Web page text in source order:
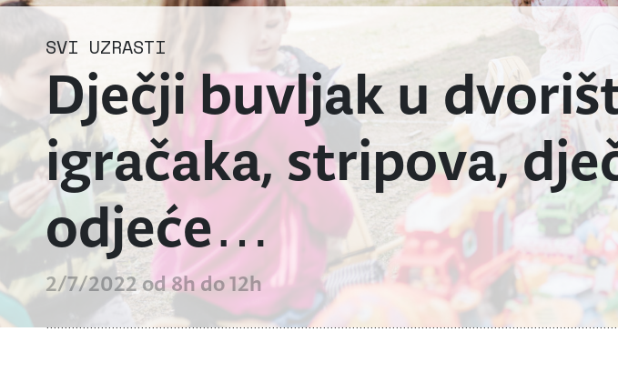
SVI UZRASTI
Dječji buvljak u
igračaka, stripova,
odjeće…
2/7/2022 od 8h do 12h